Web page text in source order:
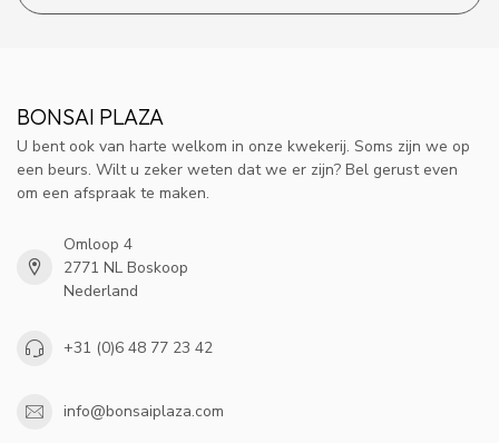
BONSAI PLAZA
U bent ook van harte welkom in onze kwekerij. Soms zijn we op
een beurs. Wilt u zeker weten dat we er zijn? Bel gerust even
om een afspraak te maken.
Omloop 4
2771 NL Boskoop
Nederland
+31 (0)6 48 77 23 42
info@bonsaiplaza.com